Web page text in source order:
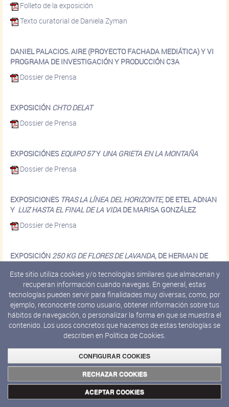
Folleto de la exposición
Texto curatorial de Daniela Zyman
DANIEL PALACIOS. AIRE (PROYECTO FACHADA MEDIÁTICA) Y VI
PROGRAMA DE INVESTIGACIÓN Y PRODUCCIÓN C3A
Dossier de Prensa
EXPOSICIÓN CHTO DELAT
Dossier de Prensa
EXPOSICIÓNESEQUIPO 57Y UNA GRIETA EN LA MONTAÑA
Dossier de Prensa
EXPOSICIONES TRAS LA LÍNEA DEL HORIZONTE, DE ETEL ADNAN
Y LUZ HASTA EL FINAL DE LA VIDA DE MARISA GONZÁLEZ
Dossier de Prensa
EXPOSICIÓN 250 KG DE FLORES DE LAVANDA, DE HERMAN DE
Dossier de Prensa
PROGRAMACIÓN CINE DE VERANO 2021
Dossier de Prensa
"ESCENOGRAFÍAS" DE TETE ÁLVAREZ
"PORTFOLIO COMPLETO"DE GUERRILLA GIRLS
Dossier de Prensa
Este sitio utiliza cookies y/o tecnologías similares que almacenan y
recuperan información cuando navegas. En general, estas
tecnologías pueden servir para finalidades muy diversas, como, por
ejemplo, reconocerte como usuario, obtener información sobre tus
hábitos de navegación, o personalizar la forma en que se muestra el
contenido. Los usos concretos que hacemos de estas tenologías se
describen en Política de Cookies.
CONFIGURAR COOKIES
RECHAZAR COOKIES
ACEPTAR COOKIES